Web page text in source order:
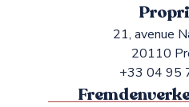
21, avenue
20110
+33 04 95